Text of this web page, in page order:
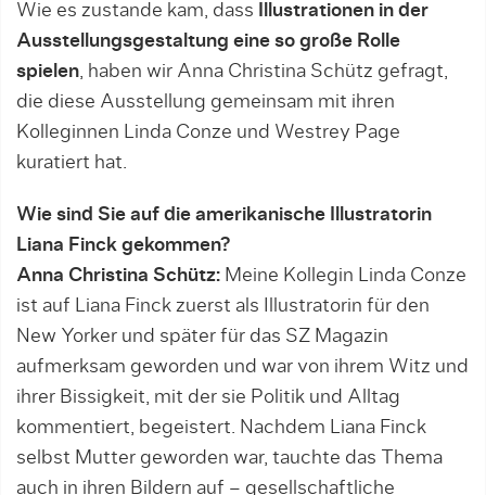
Wie es zustande kam, dass
Illustrationen in der
Ausstellungsgestaltung eine so große Rolle
spielen, haben wir Anna Christina Schütz gefragt,
die diese Ausstellung gemeinsam mit ihren
Kolleginnen Linda Conze und Westrey Page
kuratiert hat.
Wie sind Sie auf die amerikanische Illustratorin
Liana Finck gekommen?
Anna Christina Schütz: Meine Kollegin Linda Conze
ist auf Liana Finck zuerst als Illustratorin für den
New Yorker und später für das SZ Magazin
aufmerksam geworden und war von ihrem Witz und
ihrer Bissigkeit, mit der sie Politik und Alltag
kommentiert, begeistert. Nachdem Liana Finck
selbst Mutter geworden war, tauchte das Thema
auch in ihren Bildern auf – gesellschaftliche